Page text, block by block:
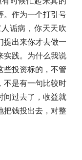
。作为一个打引号
诟病，你天天吹
提出来你才去做一
实践。为什么我说
些投资标的，不管
不是有一句比较时
间过去了，收益就
把钱投出去，对整